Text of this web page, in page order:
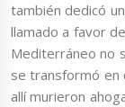
también dedicó
llamado a favor
Mediterráneo no
se transformó en
allí murieron